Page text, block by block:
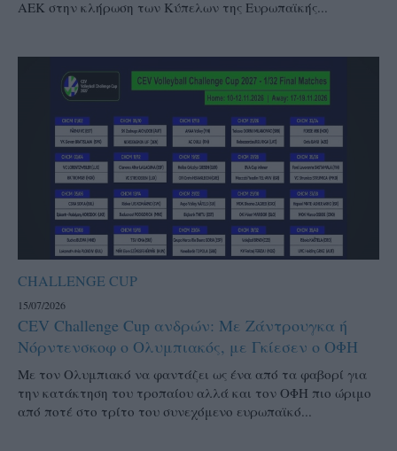
ΑΕΚ στην κλήρωση των Κύπελων της Ευρωπαϊκής...
CHALLENGE CUP
15/07/2026
CEV Challenge Cup ανδρών: Με Ζάντρουγκα ή
Νόρντενσκοφ ο Ολυμπιακός, με Γκίεσεν ο ΟΦΗ
Με τον Ολυμπιακό να φαντάζει ως ένα από τα φαβορί για
την κατάκτηση του τροπαίου αλλά και τον ΟΦΗ πιο ώριμο
από ποτέ στο τρίτο του συνεχόμενο ευρωπαϊκό...